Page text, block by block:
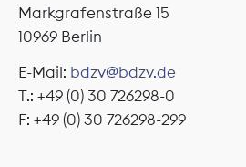
Markgrafenstraße 15
10969 Berlin
E-Mail: bdzv@bdzv.de
T.: +49 (0) 30 726298-0
F: +49 (0) 30 726298-299